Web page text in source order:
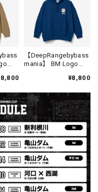
機会がございました
Tee [BLACK]
して頂きありがとうご
【DeepRangebybass
mania】 BM Logo
¥8,800